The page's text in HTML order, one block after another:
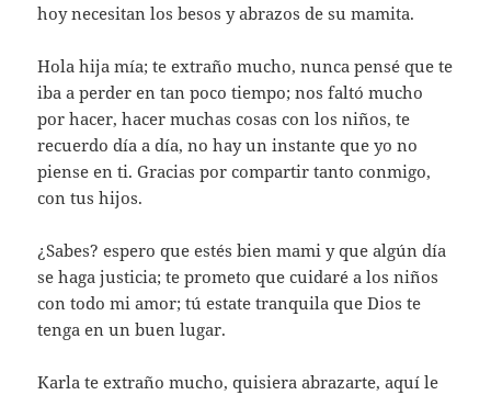
hoy necesitan los besos y abrazos de su mamita.
Hola hija mía; te extraño mucho, nunca pensé que te
iba a perder en tan poco tiempo; nos faltó mucho
por hacer, hacer muchas cosas con los niños, te
recuerdo día a día, no hay un instante que yo no
piense en ti. Gracias por compartir tanto conmigo,
con tus hijos.
¿Sabes? espero que estés bien mami y que algún día
se haga justicia; te prometo que cuidaré a los niños
con todo mi amor; tú estate tranquila que Dios te
tenga en un buen lugar.
Karla te extraño mucho, quisiera abrazarte, aquí le